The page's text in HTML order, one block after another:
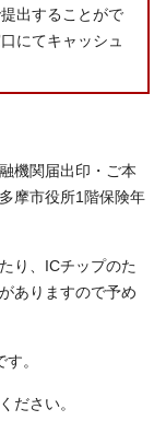
出することがで
にてキャッシュ
機関届出印・ご本
摩市役所1階保険年
り、ICチップのた
ありますので予め
。
ださい。